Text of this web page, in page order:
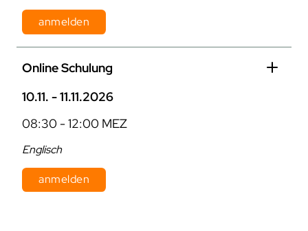
anmelden
Kosten: 870 € pro Person zzgl. MwSt.
Online Schulung
10.11. - 11.11.2026
08:30 - 12:00 MEZ
Englisch
anmelden